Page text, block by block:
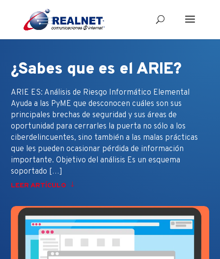
¿Sabes que es el ARIE?
ARIE ES: Análisis de Riesgo Informático Elemental
Ayuda a las PyME que desconocen cuáles son sus
principales brechas de seguridad y sus áreas de
oportunidad para cerrarles la puerta no sólo a los
ciberdelincuentes, sino también a las malas prácticas
que les pueden ocasionar pérdida de información
importante. Objetivo del análisis Es un esquema
soportado […]
LEER ARTÍCULO